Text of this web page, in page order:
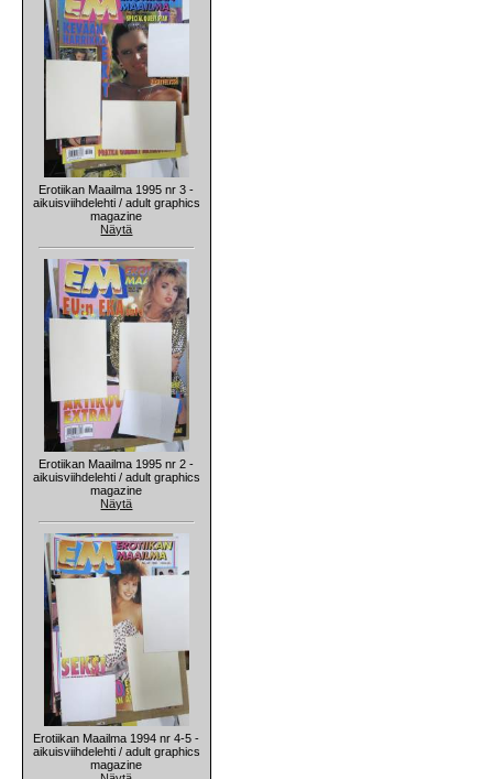
Erotiikan Maailma 1995 nr 3 -
aikuisviihdelehti / adult graphics
magazine
Näytä
Erotiikan Maailma 1995 nr 2 -
aikuisviihdelehti / adult graphics
magazine
Näytä
Erotiikan Maailma 1994 nr 4-5 -
aikuisviihdelehti / adult graphics
magazine